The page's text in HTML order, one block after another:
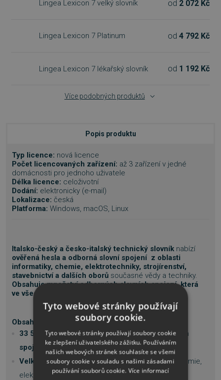
Lingea Lexicon 7 velký slovník od 2 072 Kč
Lingea Lexicon 7 Platinum od 4 792 Kč
Lingea Lexicon 7 lékařský slovník od 1 192 Kč
Více podobných produktů
Popis produktu
Typ licence: nová licence
Počet licencovaných zařízení: až 3 zařízení v jedné
domácnosti pro jednoho uživatele
Délka licence: celoživotní
Dodání: elektronicky (e-mail)
Lokalizace: česká
Platforma: Windows, macOS, Linux
Italsko-český a česko-italský technický slovník nabízí
ověřená hesla a odborná slovní spojení z oblasti
informatiky, chemie, elektrotechniky, strojírenství,
stavebnictví a dalších oborů současné vědy a techniky.
Obsahuje množství odborných slovních spojení, která
ve všeobecných slovnících nenajdete.
Obsah:
33 500 hesel, 32 000 významů, 109 000 slovních
spojení, 168 000 překladů
Velké množství slovních spojení(informatika, chemie,
elektrotechnika, strojírenství, stavebnictví, hutnictví,
Tyto webové stránky používají
soubory cookie.
Tyto webové stránky používají soubory cookie
ke zlepšení uživatelského zážitku. Používáním
našich webových stránek souhlasíte se všemi
soubory cookie v souladu s našimi zásadami
používání souborů cookie. Více informací